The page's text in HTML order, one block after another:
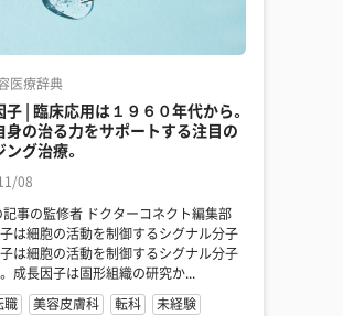
医療辞典
子 | 臨床応用は１９６０年代から。
身の治る力をサポートする注目の
グ治療。
08
は細胞の活動を制御するシグナル分子
は細胞の活動を制御するシグナル分子
である。 成長因子は固形組織の研究か...
職
美容皮膚科 転科 未経験